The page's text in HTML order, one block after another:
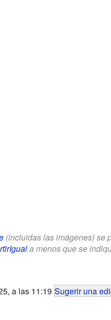
(incluidas las imágenes) se
a menos que se
a las 11:19 Sugerir una